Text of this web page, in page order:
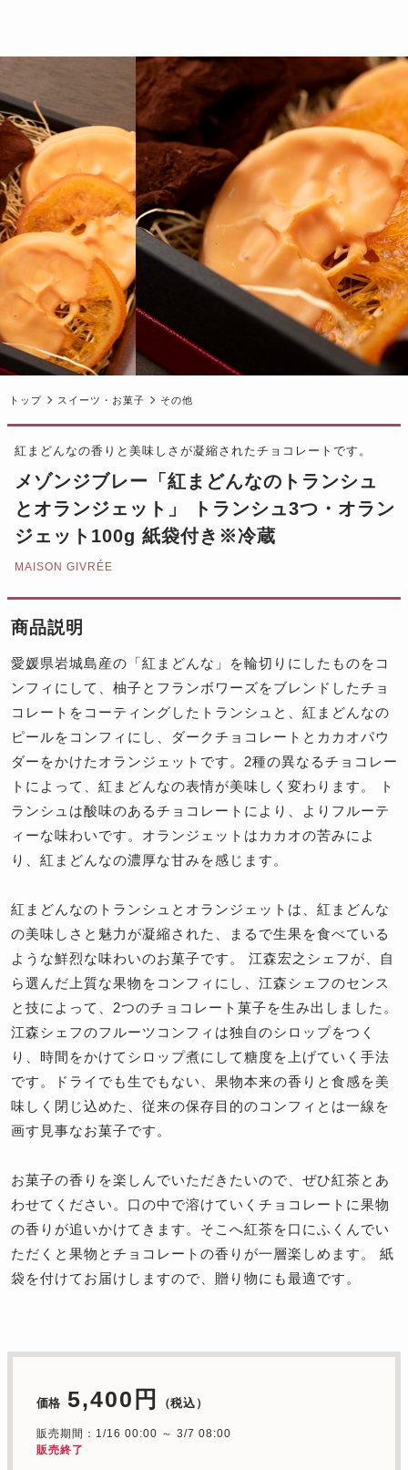
トップ スイーツ・お菓子 その他
紅まどんなの香りと美味しさが凝縮されたチョコレートです。
メゾンジブレー「紅まどんなのトランシュ
とオランジェット」 トランシュ3つ・オラン
ジェット100g 紙袋付き※冷蔵
MAISON GIVRÉE
商品説明
愛媛県岩城島産の「紅まどんな」を輪切りにしたものをコ
ンフィにして、柚子とフランボワーズをブレンドしたチョ
コレートをコーティングしたトランシュと、紅まどんなの
ピールをコンフィにし、ダークチョコレートとカカオパウ
ダーをかけたオランジェットです。2種の異なるチョコレー
トによって、紅まどんなの表情が美味しく変わります。 ト
ランシュは酸味のあるチョコレートにより、よりフルーテ
ィーな味わいです。オランジェットはカカオの苦みによ
り、紅まどんなの濃厚な甘みを感じます。
紅まどんなのトランシュとオランジェットは、紅まどんな
の美味しさと魅力が凝縮された、まるで生果を食べている
ような鮮烈な味わいのお菓子です。 江森宏之シェフが、自
ら選んだ上質な果物をコンフィにし、江森シェフのセンス
と技によって、2つのチョコレート菓子を生み出しました。
江森シェフのフルーツコンフィは独自のシロップをつく
り、時間をかけてシロップ煮にして糖度を上げていく手法
です。ドライでも生でもない、果物本来の香りと食感を美
味しく閉じ込めた、従来の保存目的のコンフィとは一線を
画す見事なお菓子です。
お菓子の香りを楽しんでいただきたいので、ぜひ紅茶とあ
わせてください。口の中で溶けていくチョコレートに果物
の香りが追いかけてきます。そこへ紅茶を口にふくんでい
ただくと果物とチョコレートの香りが一層楽しめます。 紙
袋を付けてお届けしますので、贈り物にも最適です。
価格 5,400円 （税込）
販売期間：1/16 00:00 ～ 3/7 08:00
販売終了